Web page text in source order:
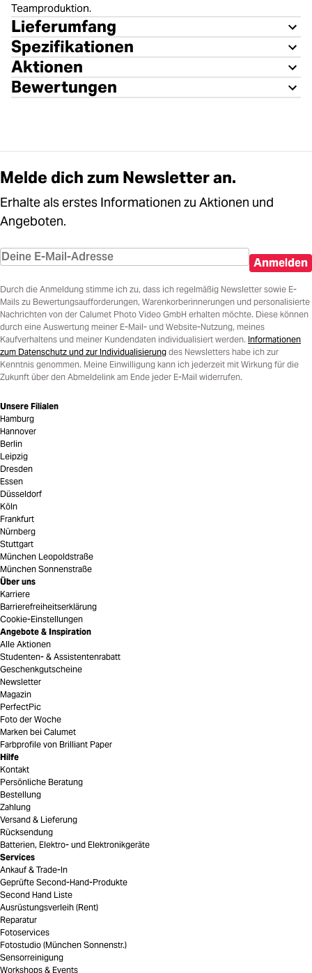
Teamproduktion.
Lieferumfang
Spezifikationen
Aktionen
Bewertungen
Melde dich zum Newsletter an.
Erhalte als erstes Informationen zu Aktionen und
Angeboten.
Anmelden
Durch die Anmeldung stimme ich zu, dass ich regelmäßig Newsletter sowie E-
Mails zu Bewertungsaufforderungen, Warenkorberinnerungen und personalisierte
Nachrichten von der Calumet Photo Video GmbH erhalten möchte. Diese können
durch eine Auswertung meiner E-Mail- und Website-Nutzung, meines
Kaufverhaltens und meiner Kundendaten individualisiert werden. Informationen
zum Datenschutz und zur Individualisierung des Newsletters habe ich zur
Kenntnis genommen. Meine Einwilligung kann ich jederzeit mit Wirkung für die
Zukunft über den Abmeldelink am Ende jeder E-Mail widerrufen.
Unsere Filialen
Hamburg
Hannover
Berlin
Leipzig
Dresden
Essen
Düsseldorf
Köln
Frankfurt
Nürnberg
Stuttgart
München Leopoldstraße
München Sonnenstraße
Über uns
Karriere
Barrierefreiheitserklärung
Cookie-Einstellungen
Angebote & Inspiration
Alle Aktionen
Studenten- & Assistentenrabatt
Geschenkgutscheine
Newsletter
Magazin
PerfectPic
Foto der Woche
Marken bei Calumet
Farbprofile von Brilliant Paper
Hilfe
Kontakt
Persönliche Beratung
Bestellung
Zahlung
Versand & Lieferung
Rücksendung
Batterien, Elektro- und Elektronikgeräte
Services
Ankauf & Trade-In
Geprüfte Second-Hand-Produkte
Second Hand Liste
Ausrüstungsverleih (Rent)
Reparatur
Fotoservices
Fotostudio (München Sonnenstr.)
Sensorreinigung
Workshops & Events